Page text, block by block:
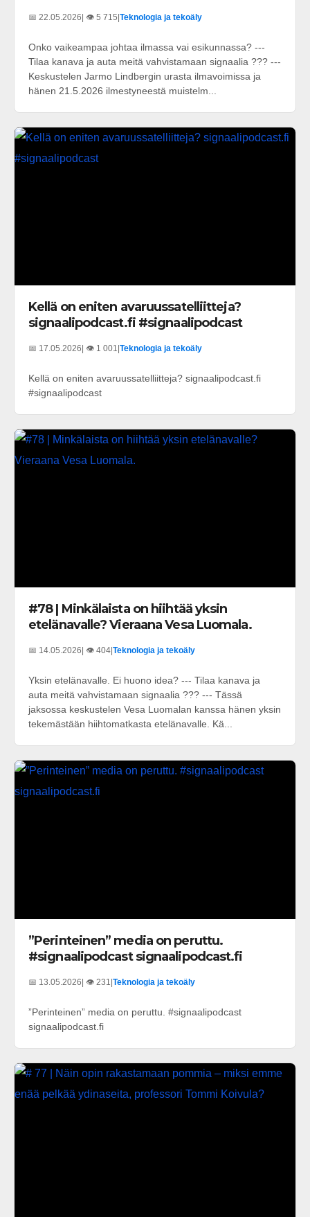
📅 22.05.2026| 👁️ 5 715|Teknologia ja tekoäly
Onko vaikeampaa johtaa ilmassa vai esikunnassa? ---
Tilaa kanava ja auta meitä vahvistamaan signaalia ??? ---
Keskustelen Jarmo Lindbergin urasta ilmavoimissa ja
hänen 21.5.2026 ilmestyneestä muistelm...
Kellä on eniten avaruussatelliitteja?
signaalipodcast.fi #signaalipodcast
📅 17.05.2026 | 👁️ 1 001 Teknologia ja tekoäly
Kellä on eniten avaruussatelliitteja? signaalipodcast.fi
#signaalipodcast
#78 | Minkälaista on hiihtää yksin
etelänavalle? Vieraana Vesa Luomala.
📅 14.05.2026 | 👁️ 404 Teknologia ja tekoäly
Yksin etelänavalle. Ei huono idea? --- Tilaa kanava ja
auta meitä vahvistamaan signaalia ??? --- Tässä
jaksossa keskustelen Vesa Luomalan kanssa hänen yksin
tekemästään hiihtomatkasta etelänavalle. Kä...
”Perinteinen” media on peruttu.
#signaalipodcast signaalipodcast.fi
📅 13.05.2026| 👁️ 231 |Teknologia ja tekoäly
”Perinteinen” media on peruttu. #signaalipodcast
signaalipodcast.fi